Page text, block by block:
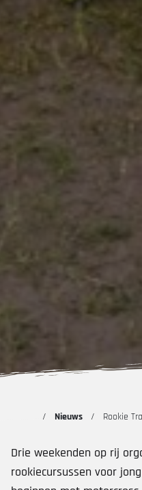
Nieuws Rookie
Drie weekenden op rij
rookiecursussen voor